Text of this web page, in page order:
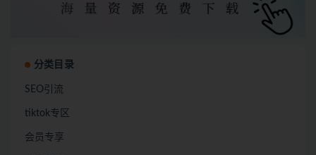
分类目录
SEO引流
tiktok专区
会员专享